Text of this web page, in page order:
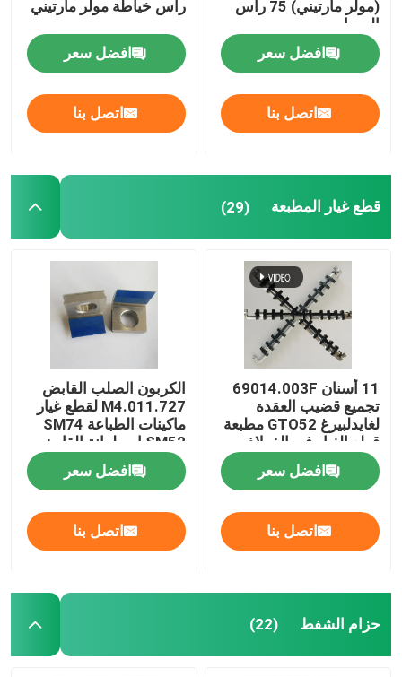
(مولر مارتيني) 75 رأس
المسامير
افضل سعر
اتصل بنا
رأس خياطة مولر مارتيني
افضل سعر
اتصل بنا
قطع غيار المطبعة (29)
11 أسنان 69014.003F
تجميع قضيب العقدة
لغايدلبيرغ GTO52 مطبعة
قطع الغيار في الفولاذ
المقاوم للصدأ / الحديد
افضل سعر
اتصل بنا
الكربون الصلب القابض
M4.011.727 لقطع غيار
ماكينات الطباعة SM74
SM52 اسطوانة القابض
افضل سعر
اتصل بنا
حزام الشفط (22)